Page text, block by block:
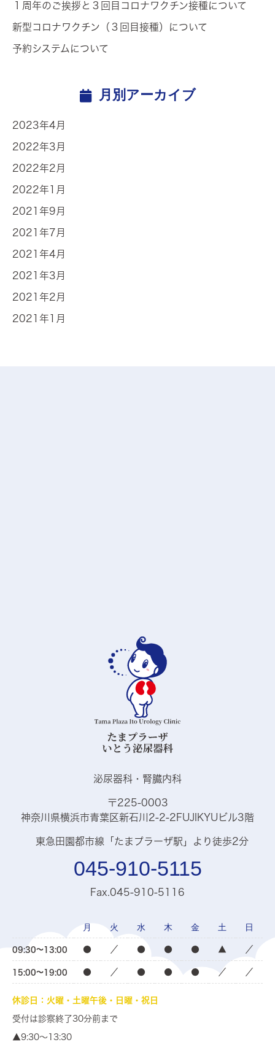
１周年のご挨拶と３回目コロナワクチン接種について
新型コロナワクチン（３回目接種）について
予約システムについて
月別アーカイブ
2023年4月
2022年3月
2022年2月
2022年1月
2021年9月
2021年7月
2021年4月
2021年3月
2021年2月
2021年1月
泌尿器科・腎臓内科
〒225-0003
神奈川県横浜市青葉区新石川2-2-2FUJIKYUビル3階
東急田園都市線「たまプラーザ駅」より徒歩2分
045-910-5115
Fax.045-910-5116
月 火 水 木 金 土 日
09:30～13:00 ● ／ ● ● ● ▲ ／
15:00～19:00 ● ／ ● ● ● ／ ／
休診日：火曜・土曜午後・日曜・祝日
受付は診察終了30分前まで
▲9:30〜13:30